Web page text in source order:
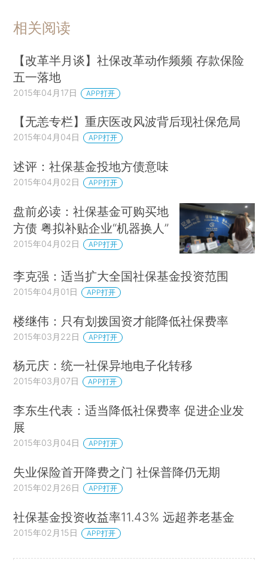
相关阅读
【改革半月谈】社保改革动作频频 存款保险
五一落地
2015年04月17日 APP打开
【无恙专栏】重庆医改风波背后现社保危局
2015年04月04日 APP打开
述评：社保基金投地方债意味
2015年04月02日 APP打开
盘前必读：社保基金可购买地
方债 粤拟补贴企业“机器换人”
2015年04月02日 APP打开
李克强：适当扩大全国社保基金投资范围
2015年04月01日 APP打开
楼继伟：只有划拨国资才能降低社保费率
2015年03月22日 APP打开
杨元庆：统一社保异地电子化转移
2015年03月07日 APP打开
李东生代表：适当降低社保费率 促进企业发
展
2015年03月04日 APP打开
失业保险首开降费之门 社保普降仍无期
2015年02月26日 APP打开
社保基金投资收益率11.43% 远超养老基金
2015年02月15日 APP打开